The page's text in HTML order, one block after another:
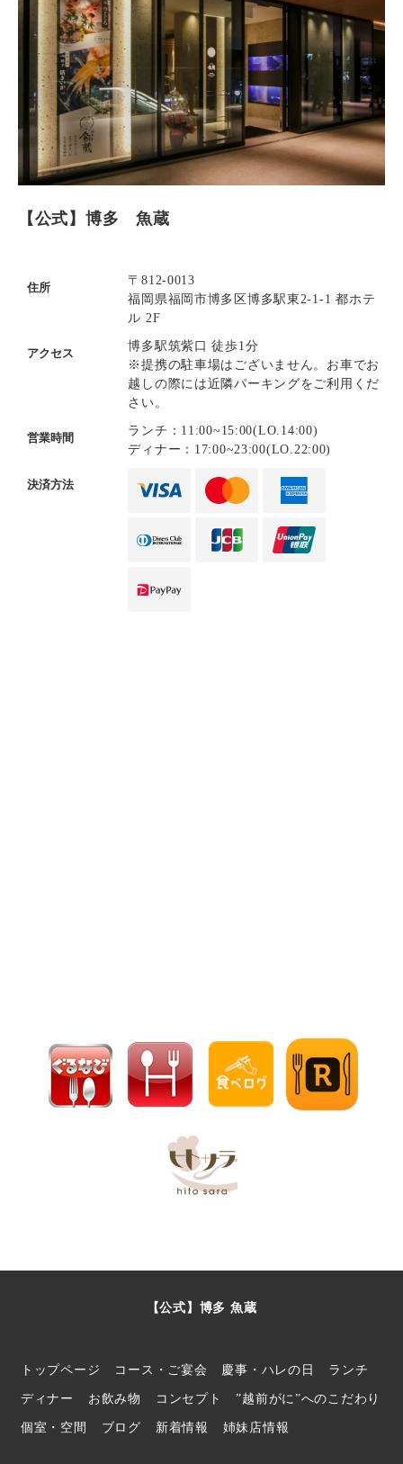
【公式】博多 魚蔵
住所
〒812-0013
福岡県福岡市博多区博多駅東2-1-1 都ホテ
ル 2F
アクセス
博多駅筑紫口 徒歩1分
※提携の駐車場はございません。お車でお
越しの際には近隣パーキングをご利用くだ
さい。
営業時間
ランチ：11:00~15:00(LO.14:00)
ディナー：17:00~23:00(LO.22:00)
決済方法
【公式】博多 魚蔵
トップページ コース・ご宴会 慶事・ハレの日 ランチ
ディナー お飲み物 コンセプト ”越前がに”へのこだわり
個室・空間 ブログ 新着情報 姉妹店情報